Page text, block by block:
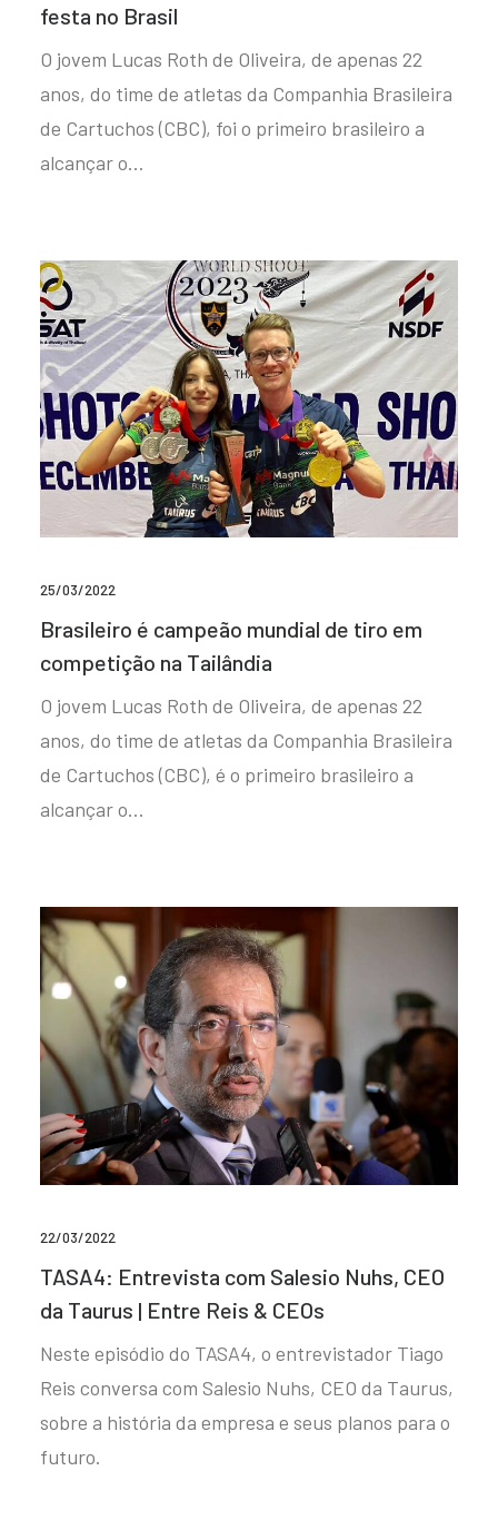
festa no Brasil
O jovem Lucas Roth de Oliveira, de apenas 22
anos, do time de atletas da Companhia Brasileira
de Cartuchos (CBC), foi o primeiro brasileiro a
alcançar o…
25/03/2022
Brasileiro é campeão mundial de tiro em
competição na Tailândia
O jovem Lucas Roth de Oliveira, de apenas 22
anos, do time de atletas da Companhia Brasileira
de Cartuchos (CBC), é o primeiro brasileiro a
alcançar o…
22/03/2022
TASA4: Entrevista com Salesio Nuhs, CEO
da Taurus | Entre Reis & CEOs
Neste episódio do TASA4, o entrevistador Tiago
Reis conversa com Salesio Nuhs, CEO da Taurus,
sobre a história da empresa e seus planos para o
futuro.